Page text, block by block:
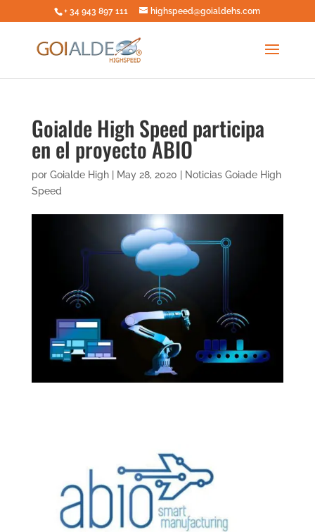
+ 34 943 897 111 highspeed@goialdehs.com
Goialde High Speed participa
en el proyecto ABIO
por Goialde High| May 28, 2020
Noticias Goiade High
Speed